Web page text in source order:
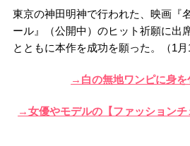
東京の神田明神で行われた、映画『
ール』（公開中）のヒット祈願に出
とともに本作を成功を願った。（1月
→白の無地ワンピに身を
→女優やモデルの【ファッション